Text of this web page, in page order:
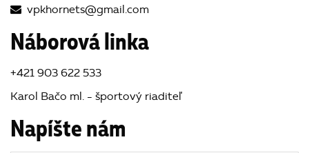
vpkhornets@gmail.com
Náborová linka
+421 903 622 533
Karol Bačo ml. - športový riaditeľ
Napíšte nám